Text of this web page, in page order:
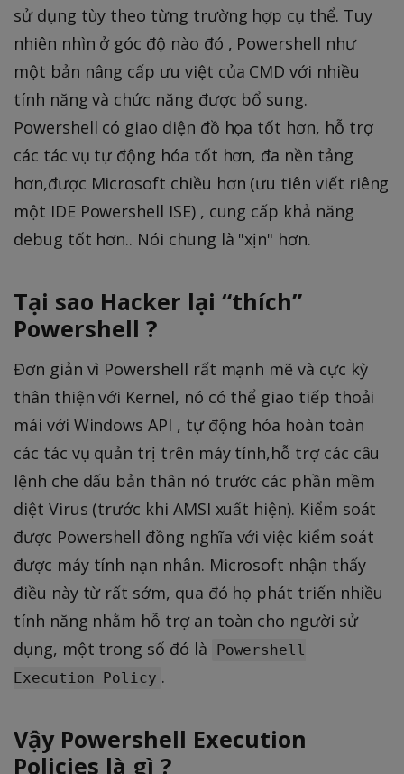
sử dụng tùy theo từng trường hợp cụ thể. Tuy
nhiên nhìn ở góc độ nào đó , Powershell như
một bản nâng cấp ưu việt của CMD với nhiều
tính năng và chức năng được bổ sung.
Powershell có giao diện đồ họa tốt hơn, hỗ trợ
các tác vụ tự động hóa tốt hơn, đa nền tảng
hơn,được Microsoft chiều hơn (ưu tiên viết riêng
một IDE Powershell ISE) , cung cấp khả năng
debug tốt hơn.. Nói chung là "xịn" hơn.
Tại sao Hacker lại “thích”
Powershell ?
Đơn giản vì Powershell rất mạnh mẽ và cực kỳ
thân thiện với Kernel, nó có thể giao tiếp thoải
mái với Windows API , tự động hóa hoàn toàn
các tác vụ quản trị trên máy tính,hỗ trợ các câu
lệnh che dấu bản thân nó trước các phần mềm
diệt Virus (trước khi AMSI xuất hiện). Kiểm soát
được Powershell đồng nghĩa với việc kiểm soát
được máy tính nạn nhân. Microsoft nhận thấy
điều này từ rất sớm, qua đó họ phát triển nhiều
tính năng nhằm hỗ trợ an toàn cho người sử
dụng, một trong số đó là
Powershell
Execution Policy .
Vậy Powershell Execution
Policies là gì ?